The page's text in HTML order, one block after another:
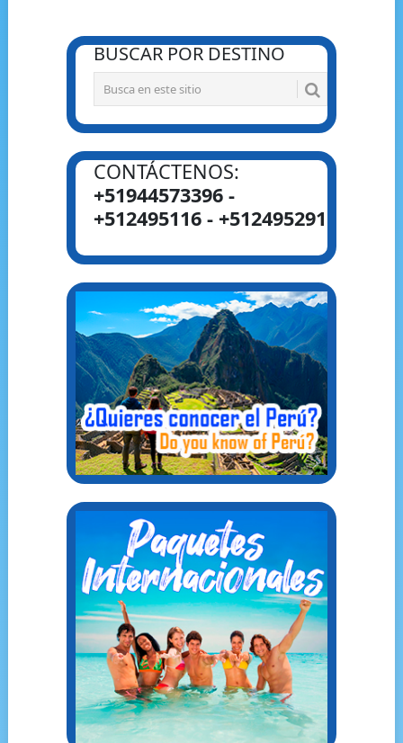
BUSCAR POR DESTINO
CONTÁCTENOS:
+51944573396 -
+512495116 - +512495291